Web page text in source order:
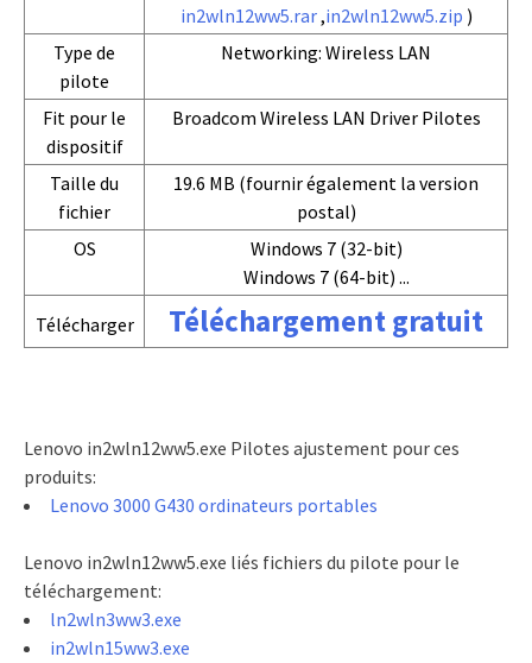
in2wln12ww5.rar,in2wln12ww5.zip )
Type de
pilote
Networking: Wireless LAN
Fit pour le
dispositif
Broadcom Wireless LAN Driver Pilotes
Taille du
fichier
19.6 MB (fournir également la version
postal)
OS
Windows 7 (32-bit)
Windows 7 (64-bit) ...
Télécharger
Téléchargement gratuit
Lenovo in2wln12ww5.exe Pilotes ajustement pour ces
produits:
Lenovo 3000 G430 ordinateurs portables
Lenovo in2wln12ww5.exe liés fichiers du pilote pour le
téléchargement:
ln2wln3ww3.exe
in2wln15ww3.exe